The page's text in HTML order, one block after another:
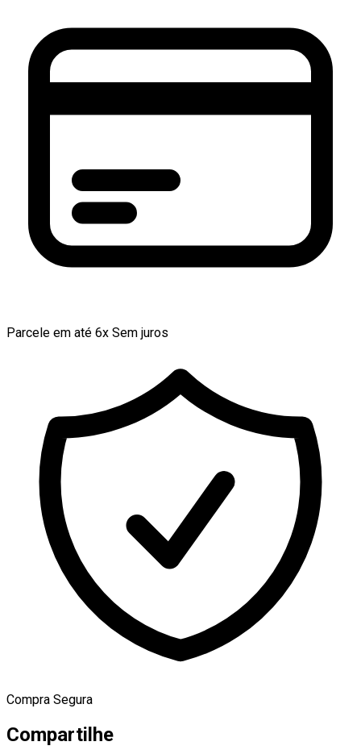
Parcele em até 6x Sem juros
Compra Segura
Compartilhe